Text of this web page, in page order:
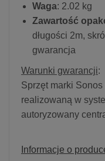
Waga: 2.02 kg
Zawartość
długości 2m,
gwarancja
Warunki gwarancji:
Sprzęt marki
realizowaną w
autoryzowany
Informacje o